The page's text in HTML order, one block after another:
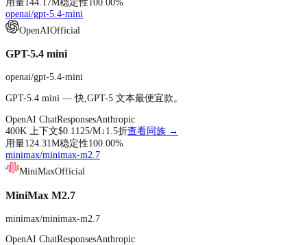
用量 144.17M 稳定性 100.00%
openai/gpt-5.4-mini
OpenAIOfficial
GPT-5.4 mini
openai/gpt-5.4-mini
GPT-5.4 mini — 快,GPT-5 文本最便宜款。
OpenAI ChatResponsesAnthropic
400K 上下文$0.1125/M↓ 1.5折查看同族 →
用量124.31M稳定性100.00%
minimax/minimax-m2.7
MiniMaxOfficial
MiniMax M2.7
minimax/minimax-m2.7
OpenAI ChatResponsesAnthropic